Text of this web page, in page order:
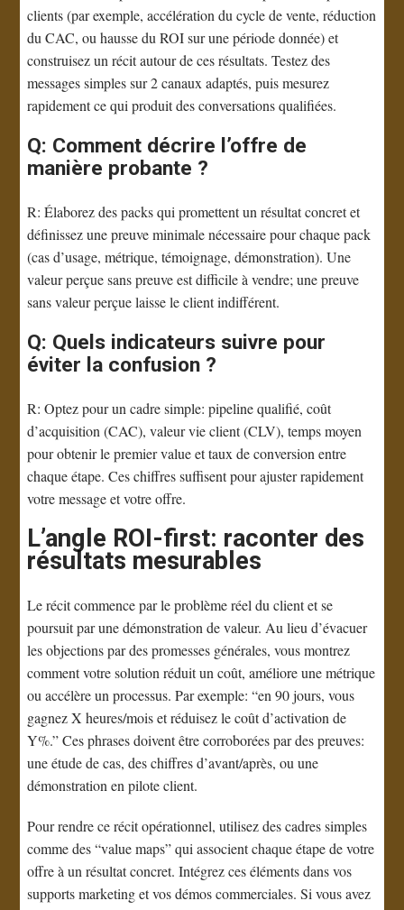
clients (par exemple, accélération du cycle de vente, réduction
du CAC, ou hausse du ROI sur une période donnée) et
construisez un récit autour de ces résultats. Testez des
messages simples sur 2 canaux adaptés, puis mesurez
rapidement ce qui produit des conversations qualifiées.
Q: Comment décrire l’offre de
manière probante ?
R: Élaborez des packs qui promettent un résultat concret et
définissez une preuve minimale nécessaire pour chaque pack
(cas d’usage, métrique, témoignage, démonstration). Une
valeur perçue sans preuve est difficile à vendre; une preuve
sans valeur perçue laisse le client indifférent.
Q: Quels indicateurs suivre pour
éviter la confusion ?
R: Optez pour un cadre simple: pipeline qualifié, coût
d’acquisition (CAC), valeur vie client (CLV), temps moyen
pour obtenir le premier value et taux de conversion entre
chaque étape. Ces chiffres suffisent pour ajuster rapidement
votre message et votre offre.
L’angle ROI-first: raconter des
résultats mesurables
Le récit commence par le problème réel du client et se
poursuit par une démonstration de valeur. Au lieu d’évacuer
les objections par des promesses générales, vous montrez
comment votre solution réduit un coût, améliore une métrique
ou accélère un processus. Par exemple: “en 90 jours, vous
gagnez X heures/mois et réduisez le coût d’activation de
Y%.” Ces phrases doivent être corroborées par des preuves:
une étude de cas, des chiffres d’avant/après, ou une
démonstration en pilote client.
Pour rendre ce récit opérationnel, utilisez des cadres simples
comme des “value maps” qui associent chaque étape de votre
offre à un résultat concret. Intégrez ces éléments dans vos
supports marketing et vos démos commerciales. Si vous avez